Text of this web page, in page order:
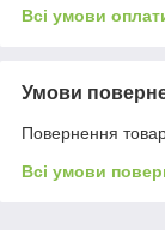
Всі умови
Умови
Повернення
Всі умови